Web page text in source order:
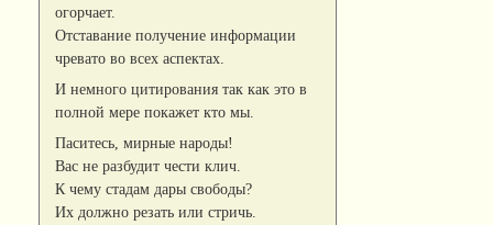
огорчает.
Отставание получение информации
чревато во всех аспектах.
И немного цитирования так как это в
полной мере покажет кто мы.
Паситесь, мирные народы!
Вас не разбудит чести клич.
К чему стадам дары свободы?
Их должно резать или стричь.